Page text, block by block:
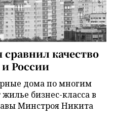
качество
России
дома по многим
бизнес-класса в
Минстроя Никита